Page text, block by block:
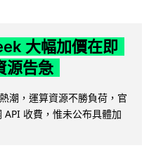
大幅加價在即
源告急
潮，運算資源不勝負荷，官
收費，惟未公布具體加